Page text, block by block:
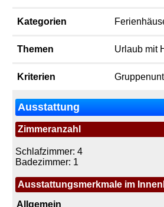
Kategorien
Themen Urlaub mit
Kriterien
Ausstattung
Zimmeranzahl
Schlafzimmer: 4
Badezimmer: 1
Ausstattungsmerkmale im
Allgemein